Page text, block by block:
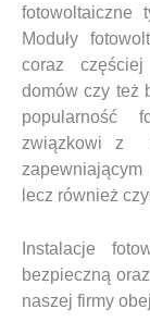
fotowoltaiczne
Moduły
coraz
domów czy też
popularność
związkowi z
lecz również
Instalacje
bezpieczną
naszej firmy